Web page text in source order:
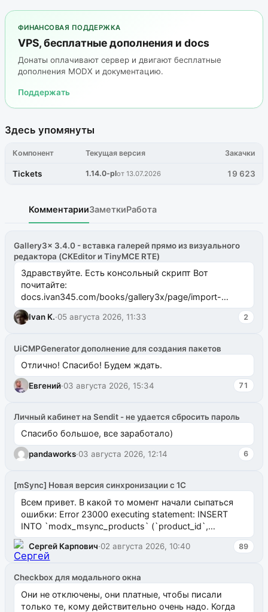
ФИНАНСОВАЯ ПОДДЕРЖКА
VPS, бесплатные дополнения и docs
Донаты оплачивают сервер и двигают бесплатные
дополнения MODX и документацию.
Поддержать
Здесь упомянуты
Компонент Текущая версия Закачки
Tickets 1.14.0-plот 13.07.2026 19 623
КомментарииЗаметкиРабота
Gallery3x 3.4.0 - вставка галерей прямо из визуального
редактора (CKEditor и TinyMCE RTE)
Здравствуйте. Есть консольный скрипт Вот
почитайте:
docs.ivan345.com/books/gallery3x/page/import-
ms2galleryphp
Ivan K.·05 августа 2026, 11:33 2
UiCMPGenerator дополнение для создания пакетов
Отлично! Спасибо! Будем ждать.
Евгений·03 августа 2026, 15:34 71
Личный кабинет на Sendit - не удается сбросить пароль
Спасибо большое, все заработало)
pandaworks·03 августа 2026, 12:14 6
[mSync] Новая версия синхронизации с 1С
Всем привет. В какой то момент начали сыпаться
ошибки: Error 23000 executing statement: INSERT
INTO `modx_msync_products` (`product_id`,
`uuid_1c`) VALUES ...
Сергей Карпович·02 августа 2026, 10:40 89
Checkbox для модального окна
Они не отключены, они платные, чтобы писали
только те, кому действительно очень надо. Когда